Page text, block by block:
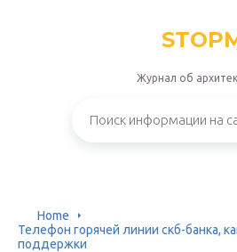
Журнал об
Home
Телефон горячей линии скб-банка,
поддержки